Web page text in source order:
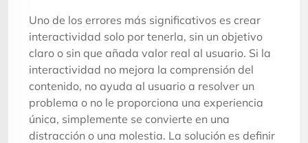
Uno de los errores más significativos es crear
interactividad solo por tenerla, sin un objetivo
claro o sin que añada valor real al usuario. Si la
interactividad no mejora la comprensión del
contenido, no ayuda al usuario a resolver un
problema o no le proporciona una experiencia
única, simplemente se convierte en una
distracción o una molestia. La solución es definir